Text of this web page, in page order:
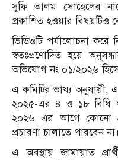
সুফি আলম সোহেলের
প্রকাশিত হওয়ার বিষয়টিও
ভিডিওটি পর্যালোচনা করে
স্বতঃপ্রণোদিত হয়ে
অভিযোগ নং ০১/২০২৬
এ কমিটির ভাষ্য অনুযায়ী,
২০২৫-এর ৪ ও ১৮ বিধি
২০২৬ এর আগে কোনো
প্রচারণা চালাতে পারবেন না।
এ অবস্থায় জামায়াত